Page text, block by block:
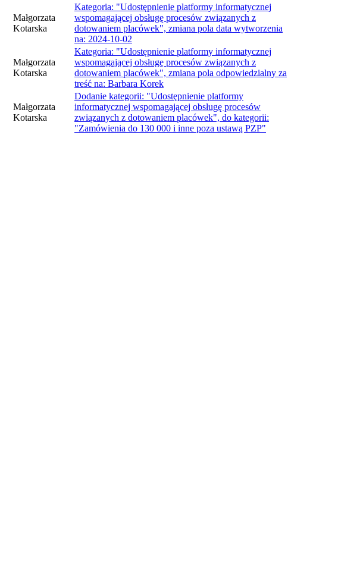
Małgorzata
Kotarska
Kategoria: "Udostępnienie platformy informatycznej
wspomagającej obsługę procesów związanych z
dotowaniem placówek", zmiana pola data wytworzenia
na: 2024-10-02
Małgorzata
Kotarska
Kategoria: "Udostępnienie platformy informatycznej
wspomagającej obsługę procesów związanych z
dotowaniem placówek", zmiana pola odpowiedzialny za
treść na: Barbara Korek
Małgorzata
Kotarska
Dodanie kategorii: "Udostępnienie platformy
informatycznej wspomagającej obsługę procesów
związanych z dotowaniem placówek", do kategorii:
"Zamówienia do 130 000 i inne poza ustawą PZP"